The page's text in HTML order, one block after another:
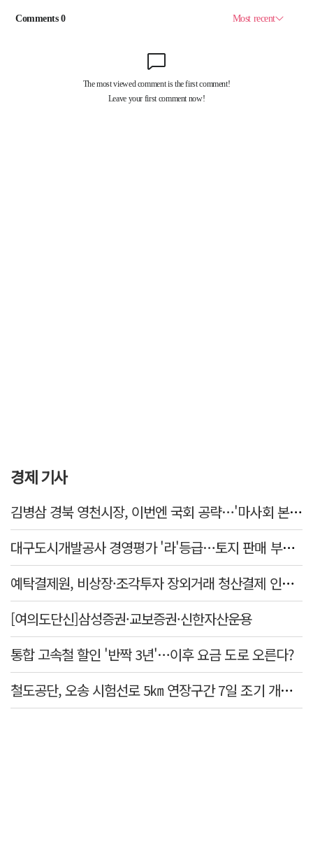
경제 기사
김병삼 경북 영천시장, 이번엔 국회 공략…'마사회 본사 이전·광역교통망 확충' 요청
대구도시개발공사 경영평가 '라'등급…토지 판매 부진에 1년 만에 두 단계 '뚝'
예탁결제원, 비상장·조각투자 장외거래 청산결제 인프라 구축 착수…연내 가동
[여의도단신]삼성증권·교보증권·신한자산운용
통합 고속철 할인 '반짝 3년'…이후 요금 도로 오른다?
철도공단, 오송 시험선로 5㎞ 연장구간 7일 조기 개통…LA 메트로 사업 지원